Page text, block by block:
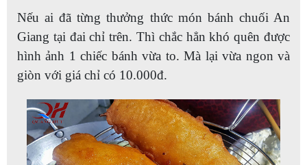
Nếu ai đã từng thưởng thức món bánh chuối An
Giang tại đai chỉ trên. Thì chắc hẳn khó quên được
hình ảnh 1 chiếc bánh vừa to. Mà lại vừa ngon và
giòn với giá chỉ có 10.000đ.